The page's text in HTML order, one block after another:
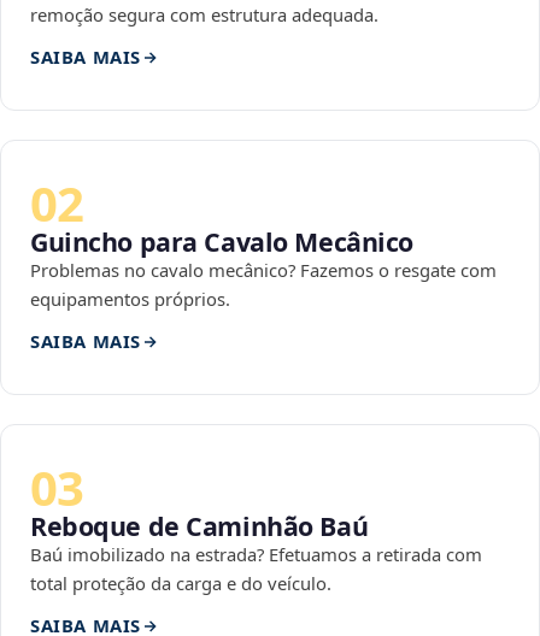
remoção segura com estrutura adequada.
SAIBA MAIS
02
Guincho para Cavalo Mecânico
Problemas no cavalo mecânico? Fazemos o resgate com
equipamentos próprios.
SAIBA MAIS
03
Reboque de Caminhão Baú
Baú imobilizado na estrada? Efetuamos a retirada com
total proteção da carga e do veículo.
SAIBA MAIS